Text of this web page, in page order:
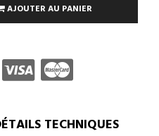
AJOUTER AU PANIER
TECHNIQUES